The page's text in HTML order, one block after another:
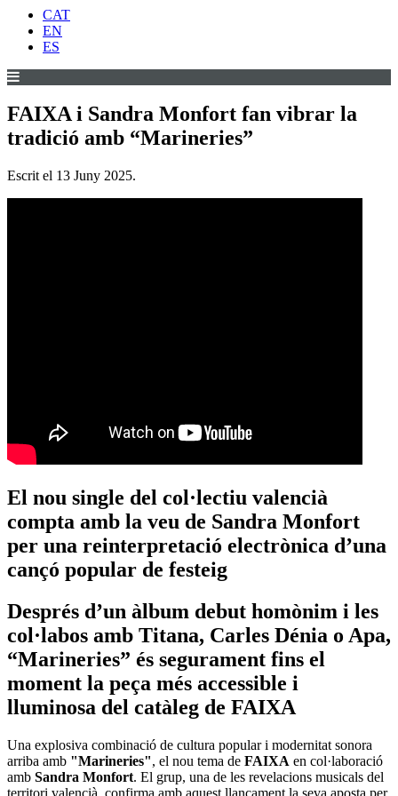
CAT
EN
ES
FAIXA i Sandra Monfort fan vibrar la
tradició amb “Marineries”
Escrit el 13 Juny 2025.
El nou single del col·lectiu valencià
compta amb la veu de Sandra Monfort
per una reinterpretació electrònica d’una
cançó popular de festeig
Després d’un àlbum debut homònim i les
col·labos amb Titana, Carles Dénia o Apa,
“Marineries” és segurament fins el
moment la peça més accessible i
lluminosa del catàleg de FAIXA
Una explosiva combinació de cultura popular i modernitat sonora
arriba amb "Marineries", el nou tema de FAIXA en col·laboració
amb Sandra Monfort. El grup, una de les revelacions musicals del
territori valencià, confirma amb aquest llançament la seva aposta per